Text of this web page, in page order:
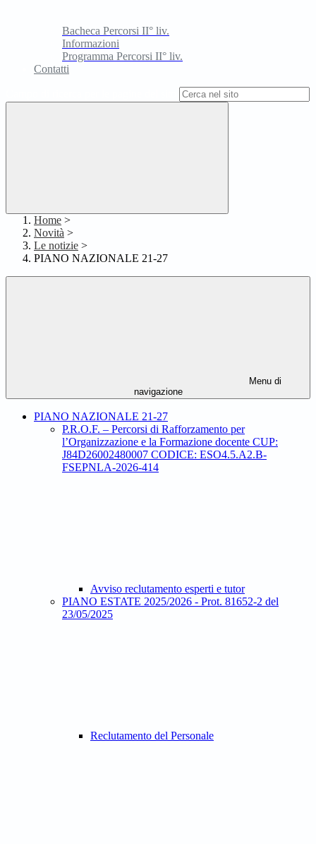
Bacheca Percorsi II° liv.
Informazioni
Programma Percorsi II° liv.
Contatti
Home >
Novità >
Le notizie >
PIANO NAZIONALE 21-27
Menu di
navigazione
PIANO NAZIONALE 21-27
P.R.O.F. – Percorsi di Rafforzamento per
l’Organizzazione e la Formazione docente CUP:
J84D26002480007 CODICE: ESO4.5.A2.B-
FSEPNLA-2026-414
Avviso reclutamento esperti e tutor
PIANO ESTATE 2025/2026 - Prot. 81652-2 del
23/05/2025
Reclutamento del Personale